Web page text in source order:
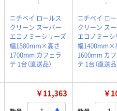
ニチベイ ロールス
クリーン スーパー
エコノミーシリーズ
幅1580mm×高さ
1700mm カフェラ
テ 1台（直送品）
ニチベイ ロ
クリーン ス
エコノミー
幅1400mm×
1600mm カ
テ 1台（直送品
￥11,363 ￥